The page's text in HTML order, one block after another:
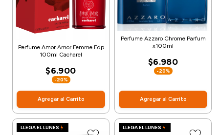
Perfume Amor Amor Femme Edp
100ml Cacharel
$6.900
-20%
Agregar al Carrito
Perfume Azzaro Chrome Parfum
x100ml
$6.980
-20%
Agregar al Carrito
LLEGA EL LUNES LLEGA EL LUNES